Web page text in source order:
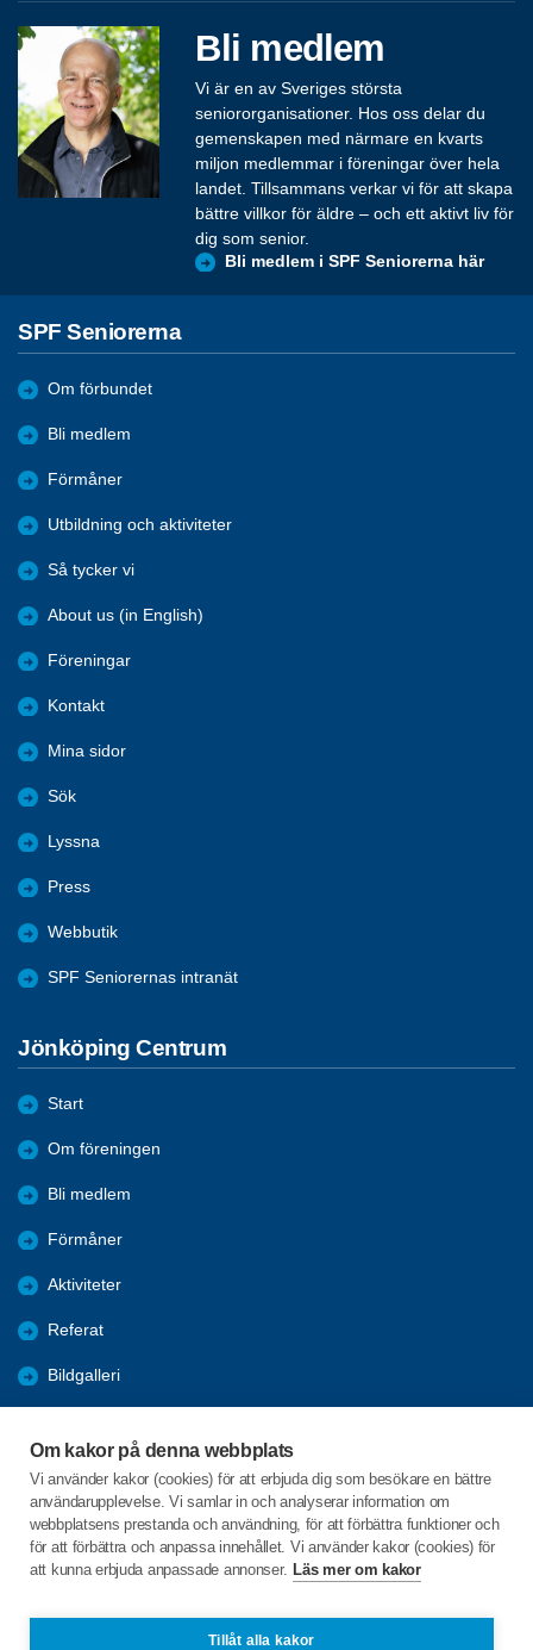
Om kakor på denna webbplats
Vi använder kakor (cookies) för att erbjuda dig som besökare en bättre
användarupplevelse. Vi samlar in och analyserar information om
webbplatsens prestanda och användning, för att förbättra funktioner och
för att förbättra och anpassa innehållet. Vi använder kakor (cookies) för
att kunna erbjuda anpassade annonser. Läs mer om kakor
Tillåt alla kakor
Bli medlem
Vi är en av Sveriges största
seniororganisationer. Hos oss delar du
gemenskapen med närmare en kvarts
miljon medlemmar i föreningar över hela
landet. Tillsammans verkar vi för att skapa
bättre villkor för äldre – och ett aktivt liv för
dig som senior.
Bli medlem i SPF Seniorerna här
SPF Seniorerna
Om förbundet
Bli medlem
Förmåner
Utbildning och aktiviteter
Så tycker vi
About us (in English)
Föreningar
Kontakt
Mina sidor
Sök
Lyssna
Press
Webbutik
SPF Seniorernas intranät
Jönköping Centrum
Start
Om föreningen
Bli medlem
Förmåner
Aktiviteter
Referat
Bildgalleri
Engagera DIG i vår förening
C/o:Lennart Lööw